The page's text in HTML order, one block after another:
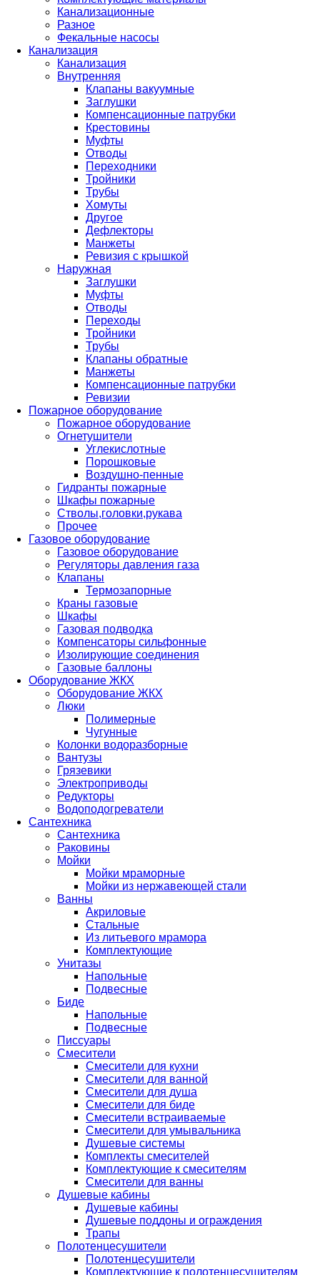
Канализационные
Разное
Фекальные насосы
Канализация
Канализация
Внутренняя
Клапаны вакуумные
Заглушки
Компенсационные патрубки
Крестовины
Муфты
Отводы
Переходники
Тройники
Трубы
Хомуты
Другое
Дефлекторы
Манжеты
Ревизия с крышкой
Наружная
Заглушки
Муфты
Отводы
Переходы
Тройники
Трубы
Клапаны обратные
Манжеты
Компенсационные патрубки
Ревизии
Пожарное оборудование
Пожарное оборудование
Огнетушители
Углекислотные
Порошковые
Воздушно-пенные
Гидранты пожарные
Шкафы пожарные
Стволы,головки,рукава
Прочее
Газовое оборудование
Газовое оборудование
Регуляторы давления газа
Клапаны
Термозапорные
Краны газовые
Шкафы
Газовая подводка
Компенсаторы сильфонные
Изолирующие соединения
Газовые баллоны
Оборудование ЖКХ
Оборудование ЖКХ
Люки
Полимерные
Чугунные
Колонки водоразборные
Вантузы
Грязевики
Электроприводы
Редукторы
Водоподогреватели
Сантехника
Сантехника
Раковины
Мойки
Мойки мраморные
Мойки из нержавеющей стали
Ванны
Акриловые
Стальные
Из литьевого мрамора
Комплектующие
Унитазы
Напольные
Подвесные
Биде
Напольные
Подвесные
Писсуары
Смесители
Смесители для кухни
Смесители для ванной
Смесители для душа
Смесители для биде
Смесители встраиваемые
Смесители для умывальника
Душевые системы
Комплекты смесителей
Комплектующие к смесителям
Смесители для ванны
Душевые кабины
Душевые кабины
Душевые поддоны и ограждения
Трапы
Полотенцесушители
Полотенцесушители
Комплектующие к полотенцесушителям